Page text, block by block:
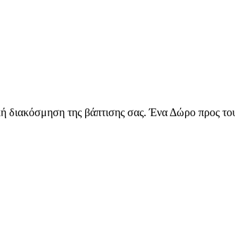
διακόσμηση της βάπτισης σας. Ένα Δώρο προς